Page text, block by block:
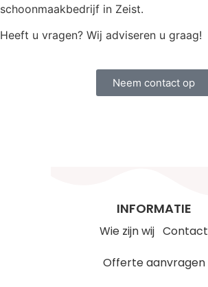
schoonmaakbedrijf in Zeist.
Heeft u vragen? Wij adviseren u graag!
Neem contact op
INFORMATIE
Wie zijn wij Contact
Offerte aanvragen